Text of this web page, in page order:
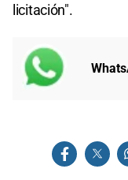
licitación".